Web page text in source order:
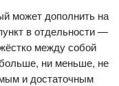
может дополнить на
в отдельности —
между собой
ни меньше, не
и достаточным